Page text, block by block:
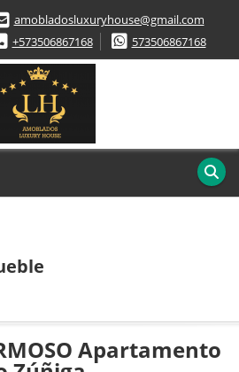
amobladosluxuryhouse@gmail.com
+573506867168
573506867168
Apartamento